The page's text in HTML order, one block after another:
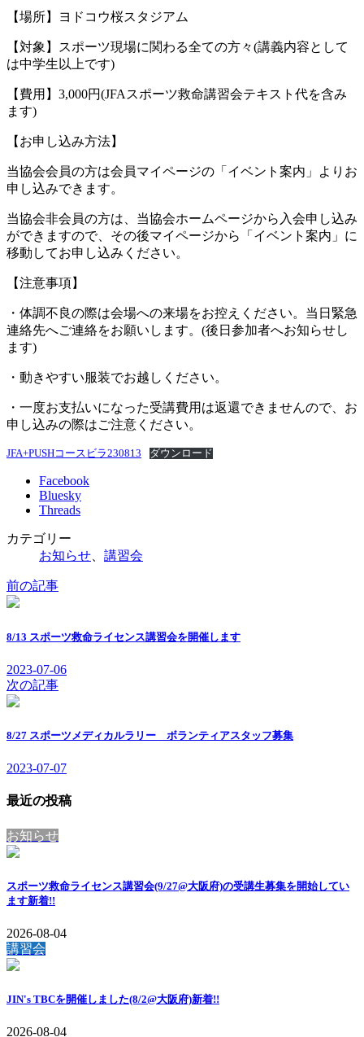
【場所】ヨドコウ桜スタジアム
【対象】スポーツ現場に関わる全ての方々(講義内容として
は中学生以上です)
【費用】3,000円(JFAスポーツ救命講習会テキスト代を含み
ます)
【お申し込み方法】
当協会会員の方は会員マイページの「イベント案内」よりお
申し込みできます。
当協会非会員の方は、当協会ホームページから入会申し込み
ができますので、その後マイページから「イベント案内」に
移動してお申し込みください。
【注意事項】
・体調不良の際は会場への来場をお控えください。当日緊急
連絡先へご連絡をお願いします。(後日参加者へお知らせし
ます)
・動きやすい服装でお越しください。
・一度お支払いになった受講費用は返還できませんので、お
申し込みの際はご注意ください。
JFA+PUSHコースビラ230813 ダウンロード
Facebook
Bluesky
Threads
カテゴリー
お知らせ、 講習会
前の記事
8/13 スポーツ救命ライセンス講習会を開催します
2023-07-06
次の記事
8/27 スポーツメディカルラリー ボランティアスタッフ募集
2023-07-07
最近の投稿
お知らせ
スポーツ救命ライセンス講習会(9/27@大阪府)の受講生募集を開始してい
ます新着!!
2026-08-04
講習会
JIN's TBCを開催しました(8/2@大阪府)新着!!
2026-08-04